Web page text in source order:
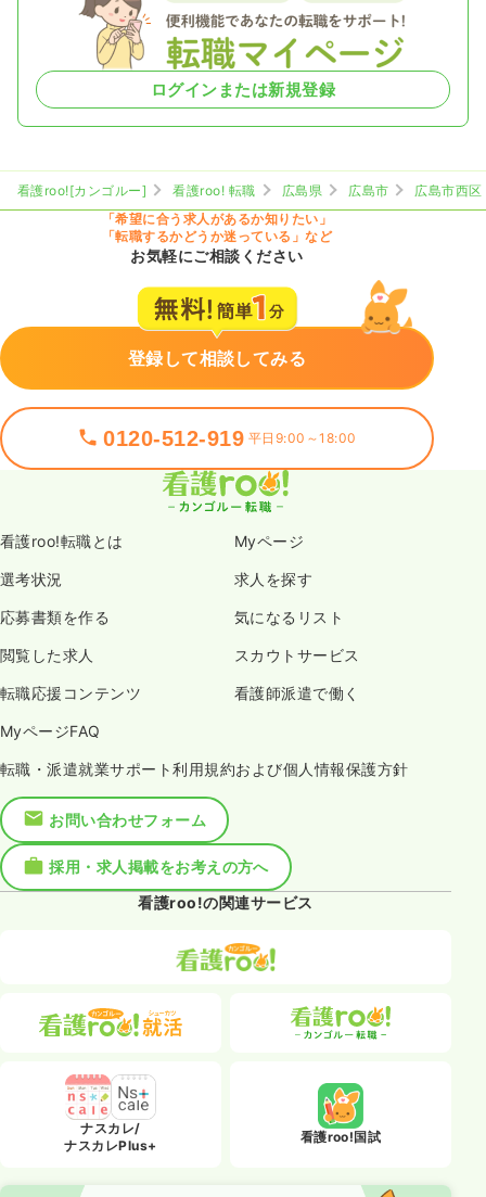
ログインまたは新規登録
看護roo![カンゴルー] 看護roo! 転職 広島県 広島市
広島市西区
「希望に合う求人があるか知りたい」
「転職するかどうか迷っている」など
お気軽にご相談ください
登録して相談してみる
0120-512-919 平日9:00～18:00
看護roo!転職とは Myページ
選考状況 求人を探す
応募書類を作る 気になるリスト
閲覧した求人 スカウトサービス
転職応援コンテンツ 看護師派遣で働く
MyページFAQ
転職・派遣就業サポート利用規約および個人情報保護方針
お問い合わせフォーム
採用・求人掲載をお考えの方へ
看護roo!の関連サービス
ナスカレ/
ナスカレPlus+
看護roo!国試